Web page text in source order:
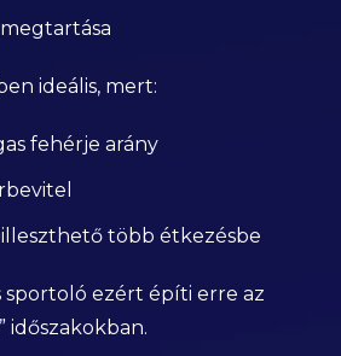
ideális, mert:
fehérje arány
több étkezésbe
sportoló ezért építi erre az
időszakokban.